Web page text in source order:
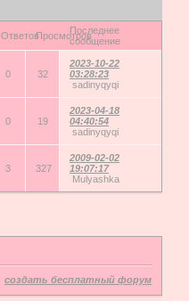
ОтветовПросмотровПоследнее
сообщение
0 32
2023-10-22
03:28:23
sadinyqyqi
0 19
2023-04-18
04:40:54
sadinyqyqi
3 327
2009-02-02
19:07:17
Mulyashka
создать бесплатный форум